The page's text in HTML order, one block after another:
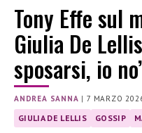
Tony Effe sul
Giulia De
sposarsi, io
ANDREA SANNA |7 MARZO
GIULIA DE LELLIS GOSSIP